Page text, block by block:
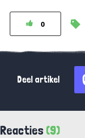
0
Deel artikel
Reacties (9)